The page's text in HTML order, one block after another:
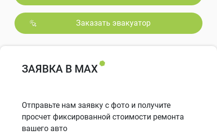
Заказать эвакуатор
ЗАЯВКА В MAX
Отправьте нам заявку с фото и получите
просчет фиксированной стоимости ремонта
вашего авто